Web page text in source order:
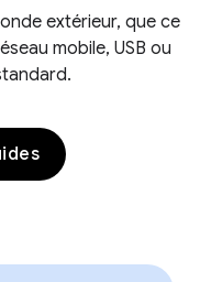
extérieur, que ce
mobile, USB ou